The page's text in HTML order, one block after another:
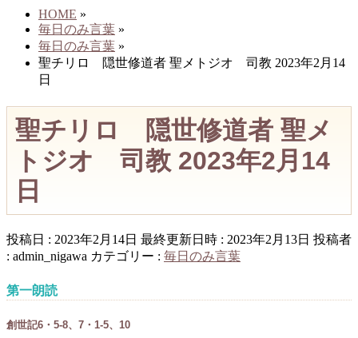
HOME »
毎日のみ言葉 »
毎日のみ言葉 »
聖チリロ 隠世修道者 聖メトジオ 司教 2023年2月14
日
聖チリロ 隠世修道者 聖メ
トジオ 司教 2023年2月14
日
投稿日 : 2023年2月14日 最終更新日時 : 2023年2月13日 投稿者
: admin_nigawa カテゴリー : 毎日のみ言葉
第一朗読
創世記6・5-8、7・1-5、10